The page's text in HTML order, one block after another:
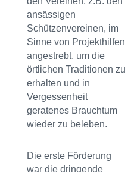
ansässigen
Schützenvereinen, im
Sinne von Projekthilfen
angestrebt, um die
örtlichen Traditionen zu
erhalten und in
Vergessenheit
geratenes Brauchtum
wieder zu beleben.
Die erste Förderung
war die dringende